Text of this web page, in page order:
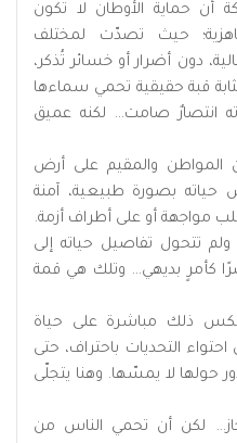
أن حماية الأوطان لا تكون
حيث تصدّت لمختلف
دون أضرار أو خسائر تُذكر،
قبة حقيقية تحمي سماءها
انتصارٌ صامت… لكنه عميق
المواطن والمقيم على أرض
حياته بصورة طبيعية، آمنة
مواجهة أو على أطراف أزمة.
تتحول تفاصيل حياته إلى
كأمرٍ بديهي… وتلك هي قمة
ذلك مباشرة على حياة
التحديات باحتراف، حتى
حولها لا يمسّها. وهنا يتجلّى
لكن أن تحمي الناس من